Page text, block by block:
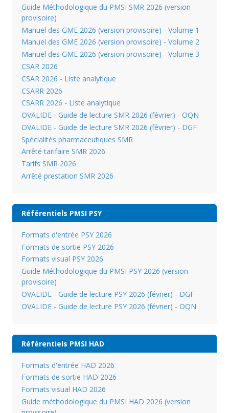
Guide Méthodologique du PMSI SMR 2026 (version
provisoire)
Manuel des GME 2026 (version provisoire) - Volume 1
Manuel des GME 2026 (version provisoire) - Volume 2
Manuel des GME 2026 (version provisoire) - Volume 3
CSAR 2026
CSAR 2026 - Liste analytique
CSARR 2026
CSARR 2026 - Liste analytique
OVALIDE - Guide de lecture SMR 2026 (février) - OQN
OVALIDE - Guide de lecture SMR 2026 (février) - DGF
Spécialités pharmaceutiques SMR
Arrêté tarifaire SMR 2026
Tarifs SMR 2026
Arrêté prestation SMR 2026
Référentiels PMSI PSY
Formats d'entrée PSY 2026
Formats de sortie PSY 2026
Formats visual PSY 2026
Guide Méthodologique du PMSI PSY 2026 (version
provisoire)
OVALIDE - Guide de lecture PSY 2026 (février) - DGF
OVALIDE - Guide de lecture PSY 2026 (février) - OQN
Référentiels PMSI HAD
Formats d'entrée HAD 2026
Formats de sortie HAD 2026
Formats visual HAD 2026
Guide méthodologique du PMSI HAD 2026 (version